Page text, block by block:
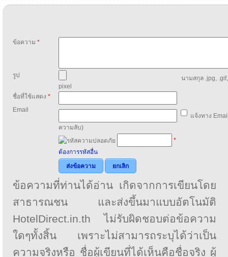
ข้อความ *
รูป
นามสกุล .jpg,
pixel
ชื่อที่ใช้แสดง *
Email
แจ้งทาง
ความลับ)
*
ต้องการรหัสอื่น
ส่งข้อความ
ยกเลิก
ข้อความที่ท่านได้อ่าน เกิดจากการเขียนโดย
สาธารณชน และส่งขึ้นมาแบบอัตโนมัติ
HotelDirect.in.th ไม่รับผิดชอบต่อข้อความ
ใดๆทั้งสิ้น เพราะไม่สามารถระบุได้ว่าเป็น
ความจริงหรือ ชื่อผู้เขียนที่ได้เห็นคือชื่อจริง ผู้